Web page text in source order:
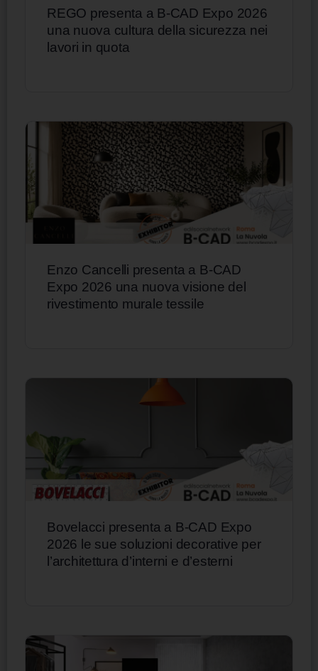
REGO presenta a B-CAD Expo 2026
una nuova cultura della sicurezza nei
lavori in quota
Enzo Cancelli presenta a B-CAD
Expo 2026 una nuova visione del
rivestimento murale tessile
Bovelacci presenta a B-CAD Expo
2026 le sue soluzioni decorative per
l’architettura d’interni e d’esterni